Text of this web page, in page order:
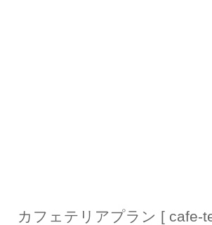
カフェテリアプラン [